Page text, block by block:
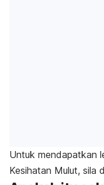
Untuk mendapatkan
Kesihatan Mulut, sila